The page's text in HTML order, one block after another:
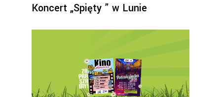
Koncert „Spięty ” w Lunie